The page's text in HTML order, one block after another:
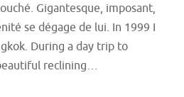
Gigantesque, imposant,
se dégage de lui. In 1999 I
During a day trip to
reclining…